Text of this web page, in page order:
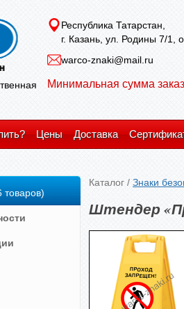
Республика Татарстан,
г. Казань, ул. Родины 7/1,
warco-znaki@mail.ru
Минимальная сумма
Цены Доставка
Каталог / Знаки
Штендер
товаров)